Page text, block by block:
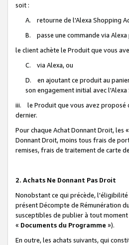
soit :
A. retourne de l'Alexa Shopping
B. passe une commande via
le client achète le Produit que vous
C. via Alexa, ou
D. en ajoutant ce produit au
son engagement initial avec
iii. le Produit que vous avez proposé
dernier.
Pour chaque Achat Donnant Droit, les «
Donnant Droit, moins tous frais de
remises, frais de traitement de carte
2. Achats Ne Donnant Pas Droit
Nonobstant ce qui précède,
présent Décompte de Rémunération
susceptibles de publier à tout
« Documents du Programme »).
En outre, les achats suivants, qui